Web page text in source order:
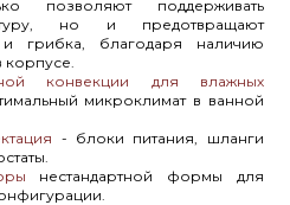
позволяют поддерживать
но и предотвращают
грибка, благодаря наличию
корпусе.
конвекции для влажных
микроклимат в ванной
- блоки питания, шланги
нестандартной формы для